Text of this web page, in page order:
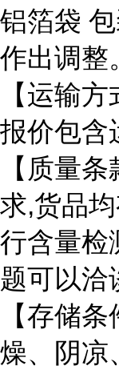
铝箔袋
作出调整
【运输
报价包含
【质量
求,货品
行含量检
题可以洽
【存储
燥、阴凉